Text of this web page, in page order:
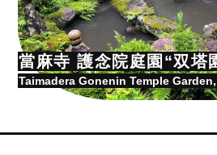
當麻寺 護念院庭園“双塔
Taimadera Gonenin Temple